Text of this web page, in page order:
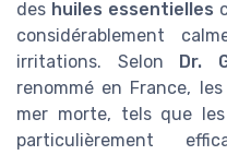
des huiles essentielles
considérablement
irritations. Selon
Dr.
renommé en France,
mer morte, tels que
particulièrement